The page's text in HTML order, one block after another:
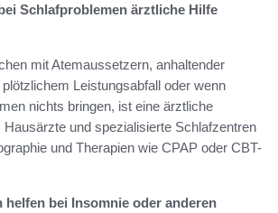
Schlafproblemen ärztliche Hilfe
mit Atemaussetzern, anhaltender
Leistungsabfall oder wenn
nichts bringen, ist eine ärztliche
und spezialisierte Schlafzentren
und Therapien wie CPAP oder CBT-
helfen bei Insomnie oder anderen